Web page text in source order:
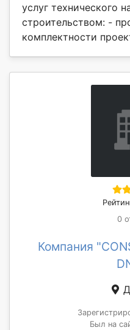
услуг технического
строительством: -
комплектности
0
Компания
Был на